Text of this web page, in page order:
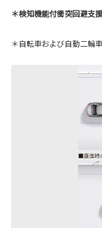
＊検知機能付衝突回避支
＊自転車および自動二輪